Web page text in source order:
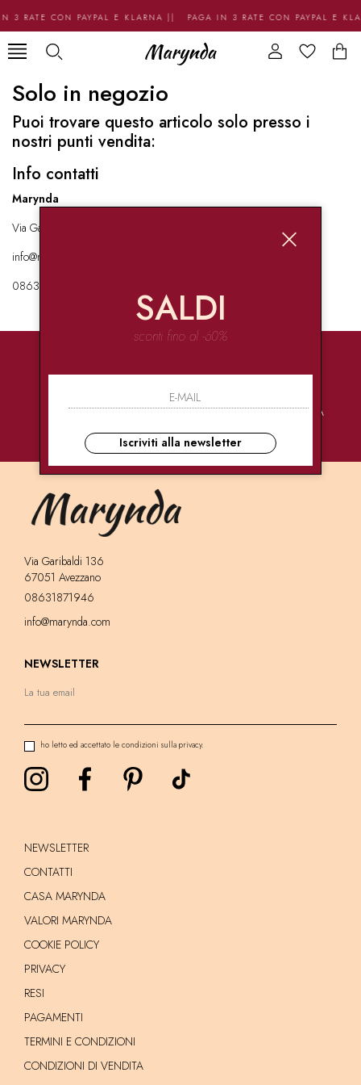
3 RATE CON PAYPAL E KLARNA || PAGA IN 3 RATE CON PAYPAL E
Solo in negozio
Puoi trovare questo articolo solo presso i
nostri punti vendita:
Info contatti
Marynda
Via Garibaldi 136 67051 Avezzano
info@marynda.com
08631871946
PAGAMENTI
CONSEGNE
ULTRA RAPIDE
ASSISTENZA
Via Garibaldi 136
67051 Avezzano
08631871946
info@marynda.com
NEWSLETTER
ho letto ed accettato le condizioni sulla privacy.
NEWSLETTER
CONTATTI
CASA MARYNDA
VALORI MARYNDA
COOKIE POLICY
PRIVACY
RESI
PAGAMENTI
TERMINI E CONDIZIONI
CONDIZIONI DI VENDITA
SALDI
sconti fino al -60%
Iscriviti alla newsletter